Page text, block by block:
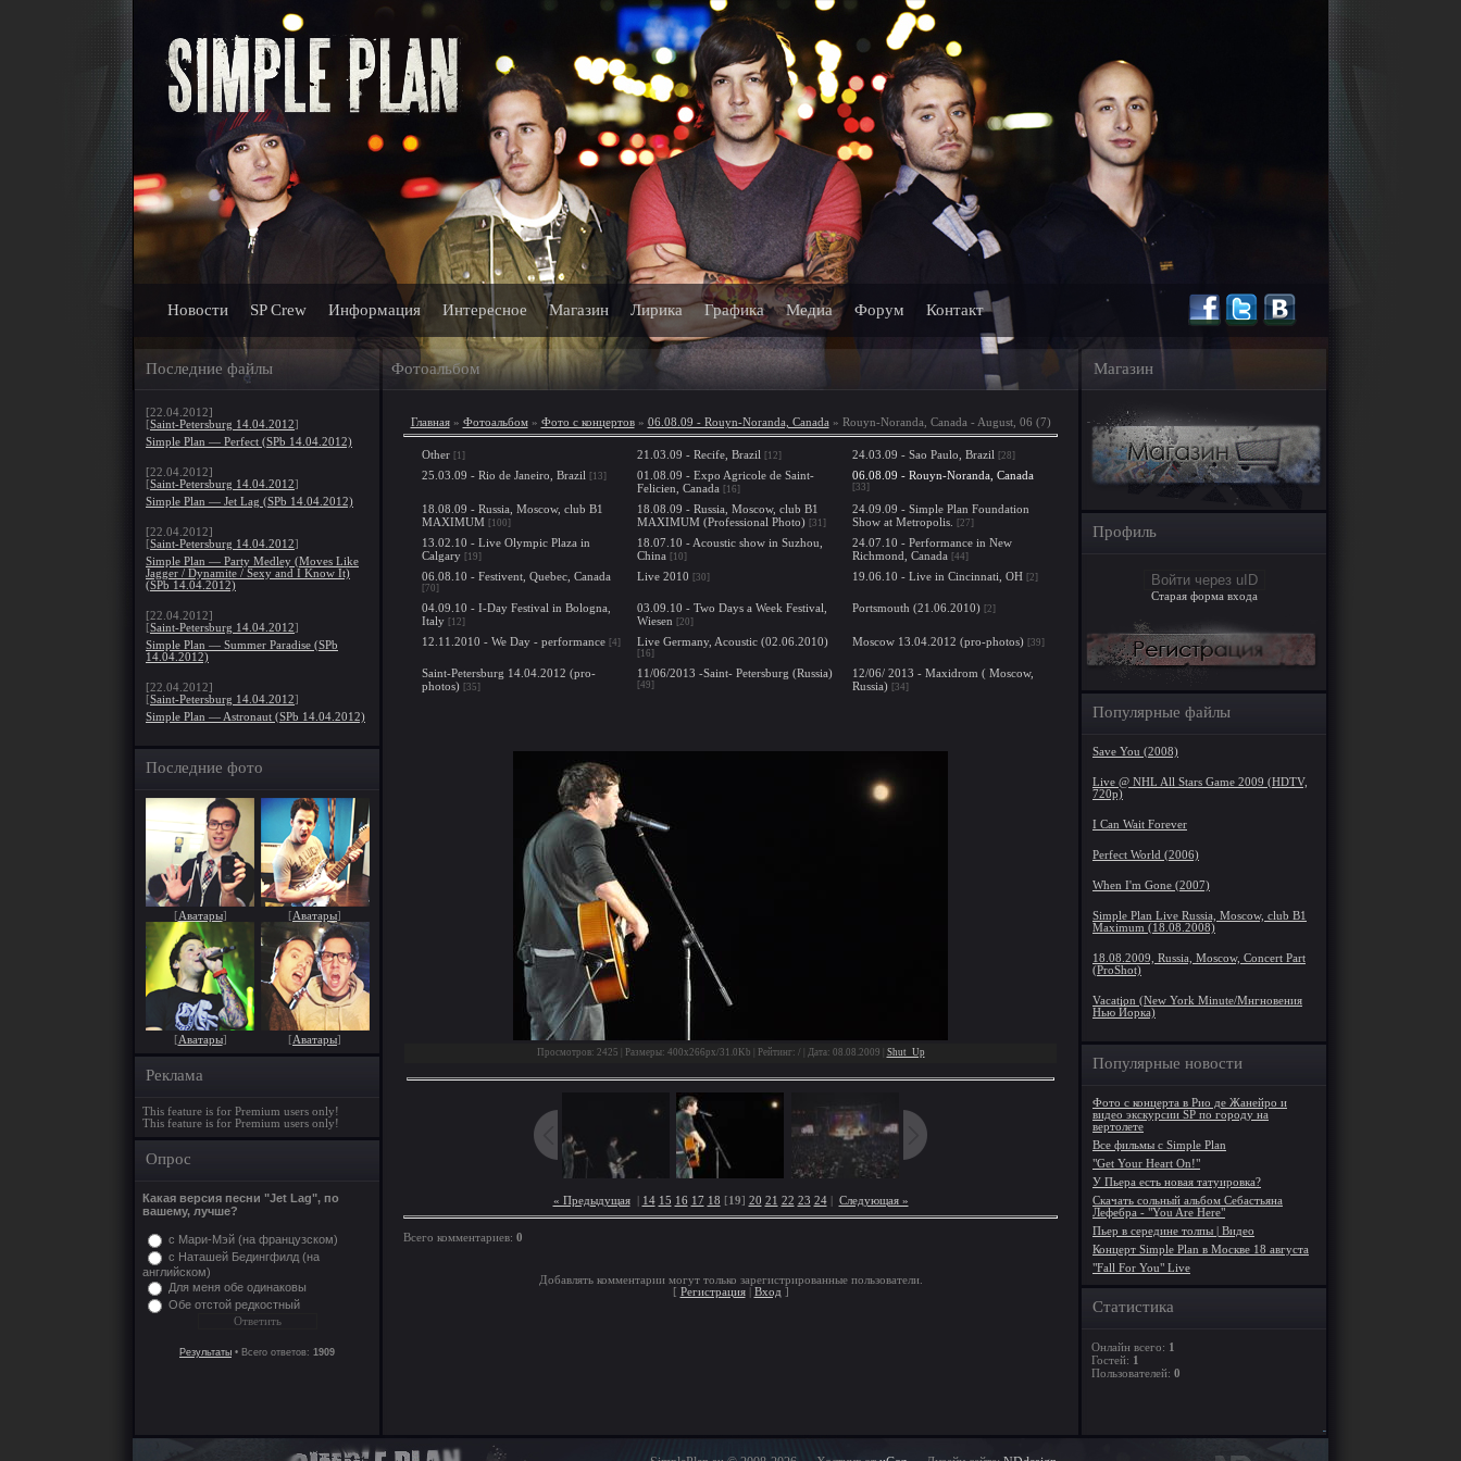
Новости SP Crew Информация Интересное Магазин Лирика Графика Медиа Форум Контакт
Последние файлы Фотоальбом Магазин
[22.04.2012]
[Saint-Petersburg 14.04.2012]
Simple Plan — Perfect (SPb 14.04.2012)
[22.04.2012]
[Saint-Petersburg 14.04.2012]
Simple Plan — Jet Lag (SPb 14.04.2012)
[22.04.2012]
[Saint-Petersburg 14.04.2012]
Simple Plan — Party Medley (Moves Like
Jagger / Dynamite / Sexy and I Know It)
(SPb 14.04.2012)
[22.04.2012]
[Saint-Petersburg 14.04.2012]
Simple Plan — Summer Paradise (SPb
14.04.2012)
[22.04.2012]
[Saint-Petersburg 14.04.2012]
Simple Plan — Astronaut (SPb 14.04.2012)
Последние фото
[Аватары] [Аватары]
[Аватары] [Аватары]
Реклама
This feature is for Premium users only!
This feature is for Premium users only!
Опрос
Какая версия песни "Jet Lag", по
вашему, лучше?
с Мари-Мэй (на французском)
с Наташей Бедингфилд (на
английском)
Для меня обе одинаковы
Обе отстой редкостный
Результаты • Всего ответов: 1909
Главная» Фотоальбом» Фото с концертов» 06.08.09 - Rouyn-Noranda, Canada » Rouyn-Noranda, Canada - August, 06 (7)
Other [1] 21.03.09 - Recife, Brazil [12] 24.03.09 - Sao Paulo, Brazil [28]
25.03.09 - Rio de Janeiro, Brazil [13]
01.08.09 - Expo Agricole de Saint-
Felicien, Canada [16]
06.08.09 - Rouyn-Noranda, Canada
[33]
18.08.09 - Russia, Moscow, club B1
MAXIMUM [100]
18.08.09 - Russia, Moscow, club B1
MAXIMUM (Professional Photo) [31]
24.09.09 - Simple Plan Foundation
Show at Metropolis.
[27]
13.02.10 - Live Olympic Plaza in
Calgary [19]
18.07.10 - Acoustic show in Suzhou,
China [10]
24.07.10 - Performance in New
Richmond, Canada [44]
06.08.10 - Festivent, Quebec, Canada
[70]
Live 2010 [30] 19.06.10 - Live in Cincinnati, OH [2]
04.09.10 - I-Day Festival in Bologna,
Italy [12]
03.09.10 - Two Days a Week Festival,
Wiesen [20]
Portsmouth (21.06.2010) [2]
12.11.2010 - We Day - performance [4] Live Germany, Acoustic (02.06.2010)
[16]
Moscow 13.04.2012 (pro-photos) [39]
Saint-Petersburg 14.04.2012 (pro-
photos) [35]
11/06/2013 -Saint- Petersburg (Russia)
[49]
12/06/ 2013 - Maxidrom ( Moscow,
Russia) [34]
Просмотров: 2425 | Размеры: 400x266px/31.0Kb | Рейтинг: / | Дата: 08.08.2009 | Shut_Up
« Предыдущая| 14 15 16 17 18 [19] 20 21 22 23 24| Следующая »
Всего комментариев: 0
Добавлять комментарии могут только зарегистрированные пользователи.
[ Регистрация| Вход ]
Профиль
Войти через uID
Старая форма входа
Популярные файлы
Save You (2008)
Live @ NHL All Stars Game 2009 (HDTV,
720p)
I Can Wait Forever
Perfect World (2006)
When I'm Gone (2007)
Simple Plan Live Russia, Moscow, club B1
Maximum (18.08.2008)
18.08.2009, Russia, Moscow, Concert Part
(ProShot)
Vacation (New York Minute/Мнгновения
Нью Йорка)
Популярные новости
Фото с концерта в Рио де Жанейро и
видео экскурсии SP по городу на
вертолете
Все фильмы с Simple Plan
"Get Your Heart On!"
У Пьера есть новая татуировка?
Скачать сольный альбом Себастьяна
Лефебра - "You Are Here"
Пьер в середине толпы | Видео
Концерт Simple Plan в Москве 18 августа
"Fall For You" Live
Статистика
Онлайн всего: 1
Гостей: 1
Пользователей: 0